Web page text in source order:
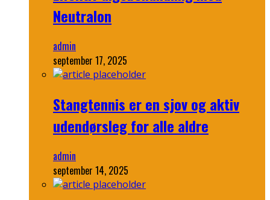
Neutralon
admin
september 17, 2025
Stangtennis er en sjov og aktiv
udendørsleg for alle aldre
admin
september 14, 2025